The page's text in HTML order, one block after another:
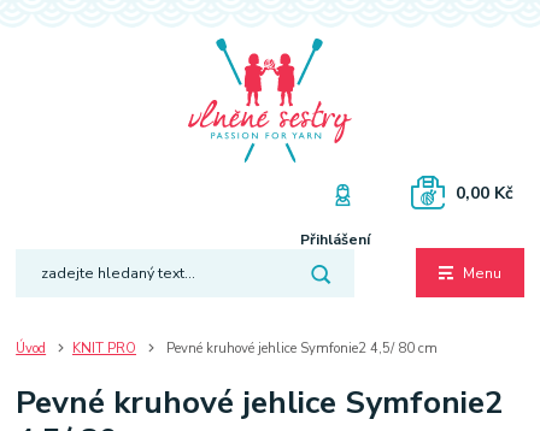
Menu
Přihlášení
0,00 Kč
Úvod KNIT PRO Pevné kruhové jehlice Symfonie2 4,5/ 80 cm
Pevné kruhové jehlice Symfonie2